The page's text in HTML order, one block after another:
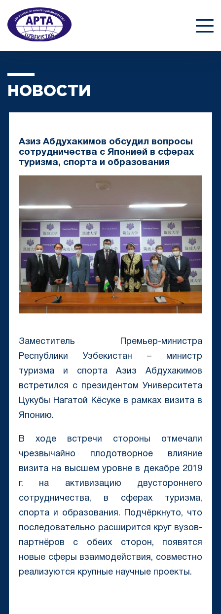
НОВОСТИ
Азиз Абдухакимов обсудил вопросы
сотрудничества с Японией в сферах
туризма, спорта и образования
Заместитель Премьер-министра
Республики Узбекистан – министр
туризма и спорта Азиз Абдухакимов
встретился с президентом Университета
Цукубы Нагатой Кёсуке в рамках визита в
Японию.
В ходе встречи стороны отмечали
чрезвычайно плодотворное влияние
визита на высшем уровне в декабре 2019
г. на активизацию двустороннего
сотрудничества, в сферах туризма,
спорта и образования. Подчёркнуто, что
последовательно расширится круг вузов-
партнёров с обеих сторон, появятся
новые сферы взаимодействия, совместно
реализуются крупные научные проекты.